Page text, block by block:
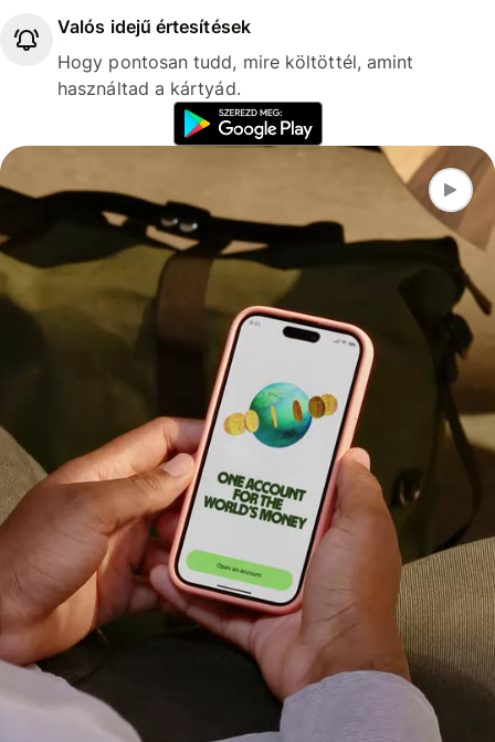
Valós idejű értesítések
Hogy pontosan tudd, mire költöttél, amint
használtad a kártyád.